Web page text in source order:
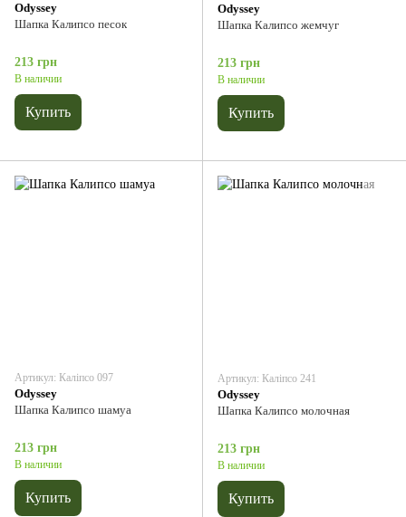
Odyssey
Шапка Калипсо песок
213 грн
В наличии
Купить
Odyssey
Шапка Калипсо жемчуг
213 грн
В наличии
Купить
Артикул: Каліпсо 097
Odyssey
Шапка Калипсо шамуа
213 грн
В наличии
Купить
Артикул: Каліпсо 241
Odyssey
Шапка Калипсо молочная
213 грн
В наличии
Купить